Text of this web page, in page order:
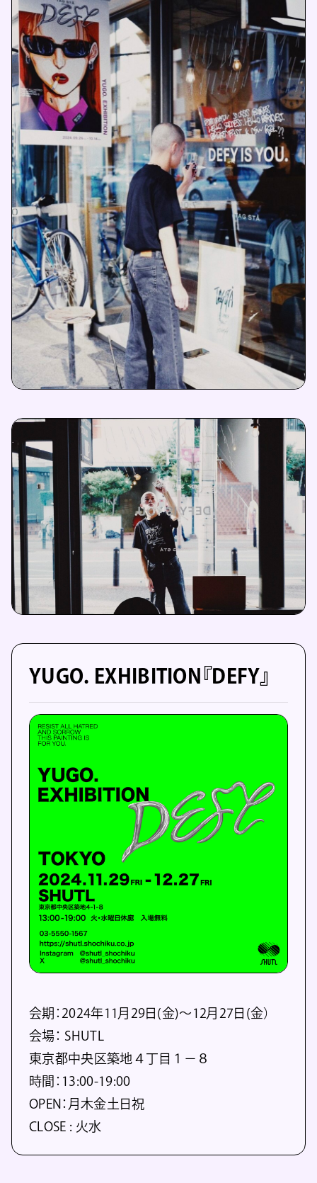
YUGO. EXHIBITION『DEFY』
会期：2024年11月29日(金)〜12月27日(金）
会場： SHUTL
東京都中央区築地４丁目１−８
時間：13:00-19:00
OPEN：月木金土日祝
CLOSE : 火水